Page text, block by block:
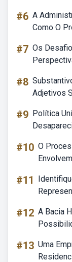
#6 A
Como O
#7 Os
#8
Adjetivos
#9 Política
#10 O
#11
#12 A Bacia
#13 Uma